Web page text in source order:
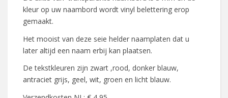
kleur op uw naambord wordt vinyl belettering erop
gemaakt.
Het mooist van deze seie helder naamplaten dat u
later altijd een naam erbij kan plaatsen.
De tekstkleuren zijn zwart ,rood, donker blauw,
antraciet grijs, geel, wit, groen en licht blauw.